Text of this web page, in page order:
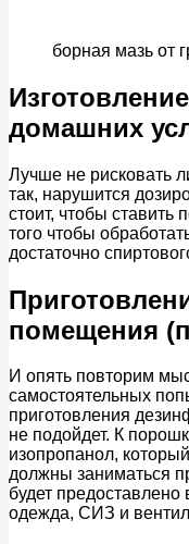
борная мазь от
домашних
Лучше не рисковать
так, нарушится
стоит, чтобы ставить
того чтобы
достаточно
помещения
И опять повторим
самостоятельных
приготовления
не подойдет. К
изопропанол,
должны заниматься
будет
одежда, СИЗ и